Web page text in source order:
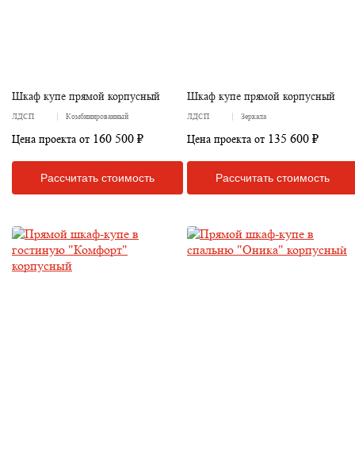
Шкаф купе прямой корпусный
ЛДСП Комбинированный
Цена проекта от 160 500 ₽
Рассчитать стоимость
Шкаф купе прямой корпусный
ЛДСП Зеркала
Цена проекта от 135 600 ₽
Рассчитать стоимость